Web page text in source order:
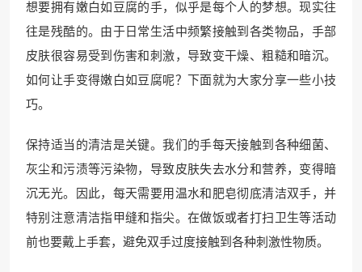
想要拥有嫩白如豆腐的手，似乎是每个人的梦想。现实往
往是残酷的。由于日常生活中频繁接触到各类物品，手部
皮肤很容易受到伤害和刺激，导致变干燥、粗糙和暗沉。
如何让手变得嫩白如豆腐呢？下面就为大家分享一些小技
巧。
保持适当的清洁是关键。我们的手每天接触到各种细菌、
灰尘和污渍等污染物，导致皮肤失去水分和营养，变得暗
沉无光。因此，每天需要用温水和肥皂彻底清洁双手，并
特别注意清洁指甲缝和指尖。在做饭或者打扫卫生等活动
前也要戴上手套，避免双手过度接触到各种刺激性物质。